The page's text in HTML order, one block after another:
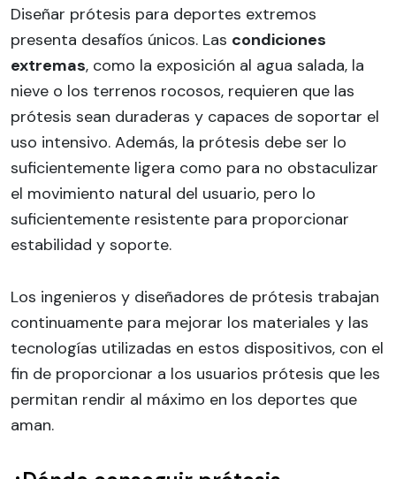
Diseñar prótesis para deportes extremos
presenta desafíos únicos. Las condiciones
extremas, como la exposición al agua salada, la
nieve o los terrenos rocosos, requieren que las
prótesis sean duraderas y capaces de soportar el
uso intensivo. Además, la prótesis debe ser lo
suficientemente ligera como para no obstaculizar
el movimiento natural del usuario, pero lo
suficientemente resistente para proporcionar
estabilidad y soporte.
Los ingenieros y diseñadores de prótesis trabajan
continuamente para mejorar los materiales y las
tecnologías utilizadas en estos dispositivos, con el
fin de proporcionar a los usuarios prótesis que les
permitan rendir al máximo en los deportes que
aman.